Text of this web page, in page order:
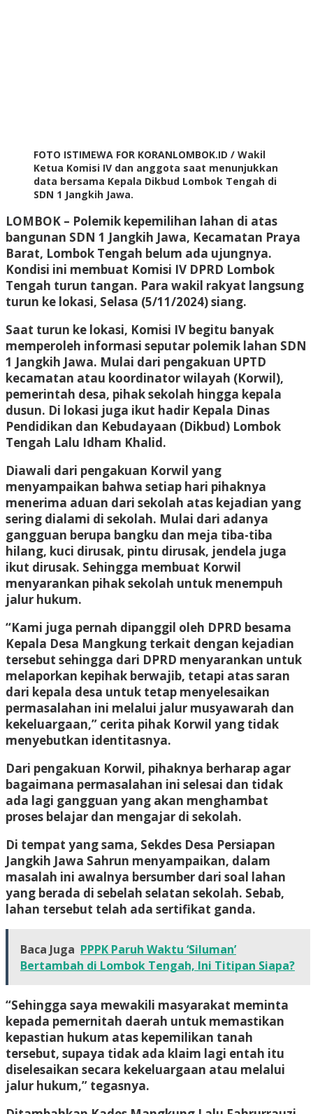
FOTO ISTIMEWA FOR KORANLOMBOK.ID / Wakil
Ketua Komisi IV dan anggota saat menunjukkan
data bersama Kepala Dikbud Lombok Tengah di
SDN 1 Jangkih Jawa.
LOMBOK – Polemik kepemilihan lahan di atas
bangunan SDN 1 Jangkih Jawa, Kecamatan Praya
Barat, Lombok Tengah belum ada ujungnya.
Kondisi ini membuat Komisi IV DPRD Lombok
Tengah turun tangan. Para wakil rakyat langsung
turun ke lokasi, Selasa (5/11/2024) siang.
Saat turun ke lokasi, Komisi IV begitu banyak
memperoleh informasi seputar polemik lahan SDN
1 Jangkih Jawa. Mulai dari pengakuan UPTD
kecamatan atau koordinator wilayah (Korwil),
pemerintah desa, pihak sekolah hingga kepala
dusun. Di lokasi juga ikut hadir Kepala Dinas
Pendidikan dan Kebudayaan (Dikbud) Lombok
Tengah Lalu Idham Khalid.
Diawali dari pengakuan Korwil yang
menyampaikan bahwa setiap hari pihaknya
menerima aduan dari sekolah atas kejadian yang
sering dialami di sekolah. Mulai dari adanya
gangguan berupa bangku dan meja tiba-tiba
hilang, kuci dirusak, pintu dirusak, jendela juga
ikut dirusak. Sehingga membuat Korwil
menyarankan pihak sekolah untuk menempuh
jalur hukum.
“Kami juga pernah dipanggil oleh DPRD besama
Kepala Desa Mangkung terkait dengan kejadian
tersebut sehingga dari DPRD menyarankan untuk
melaporkan kepihak berwajib, tetapi atas saran
dari kepala desa untuk tetap menyelesaikan
permasalahan ini melalui jalur musyawarah dan
kekeluargaan,” cerita pihak Korwil yang tidak
menyebutkan identitasnya.
Dari pengakuan Korwil, pihaknya berharap agar
bagaimana permasalahan ini selesai dan tidak
ada lagi gangguan yang akan menghambat
proses belajar dan mengajar di sekolah.
Di tempat yang sama, Sekdes Desa Persiapan
Jangkih Jawa Sahrun menyampaikan, dalam
masalah ini awalnya bersumber dari soal lahan
yang berada di sebelah selatan sekolah. Sebab,
lahan tersebut telah ada sertifikat ganda.
Baca Juga PPPK Paruh Waktu ‘Siluman’
Bertambah di Lombok Tengah, Ini Titipan Siapa?
“Sehingga saya mewakili masyarakat meminta
kepada pemernitah daerah untuk memastikan
kepastian hukum atas kepemilikan tanah
tersebut, supaya tidak ada klaim lagi entah itu
diselesaikan secara kekeluargaan atau melalui
jalur hukum,” tegasnya.